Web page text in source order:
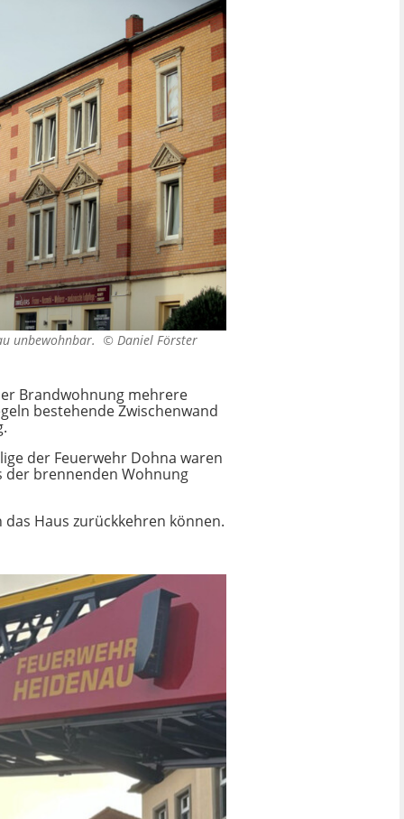
unbewohnbar. © Daniel Förster
Brandwohnung mehrere
bestehende Zwischenwand
der Feuerwehr Dohna waren
der brennenden Wohnung
Haus zurückkehren können.